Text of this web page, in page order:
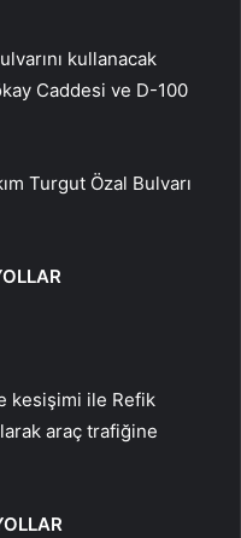
kullanacak
Caddesi ve D-100
Turgut Özal Bulvarı
kesişimi ile Refik
araç trafiğine